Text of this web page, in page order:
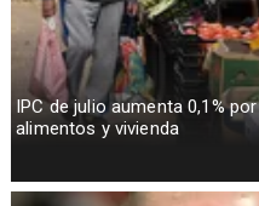
IPC de julio aumenta 0,1% por
alimentos y vivienda